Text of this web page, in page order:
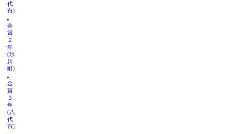
代
市)
金
賞
２
年
(氷
川
町)
金
賞
３
年
(八
代
市)